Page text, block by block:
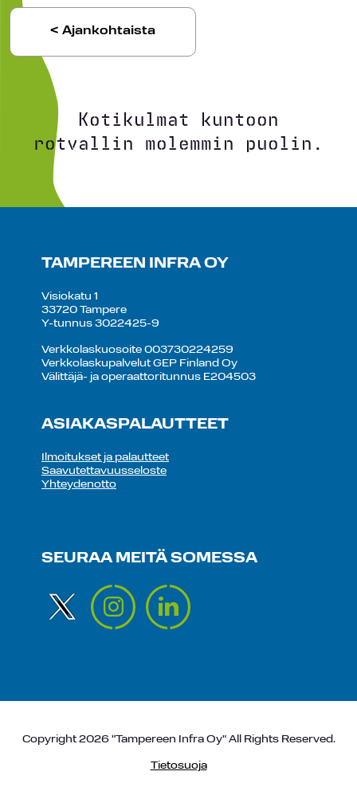
< Ajankohtaista
Kotikulmat kuntoon
rotvallin molemmin puolin.
TAMPEREEN INFRA OY
Visiokatu 1
33720 Tampere
Y-tunnus 3022425-9
Verkkolaskuosoite 003730224259
Verkkolaskupalvelut GEP Finland Oy
Välittäjä- ja operaattoritunnus E204503
ASIAKASPALAUTTEET
Ilmoitukset ja palautteet
Saavutettavuusseloste
Yhteydenotto
SEURAA MEITÄ SOMESSA
Copyright 2026 "Tampereen Infra Oy" All Rights Reserved.
Tietosuoja